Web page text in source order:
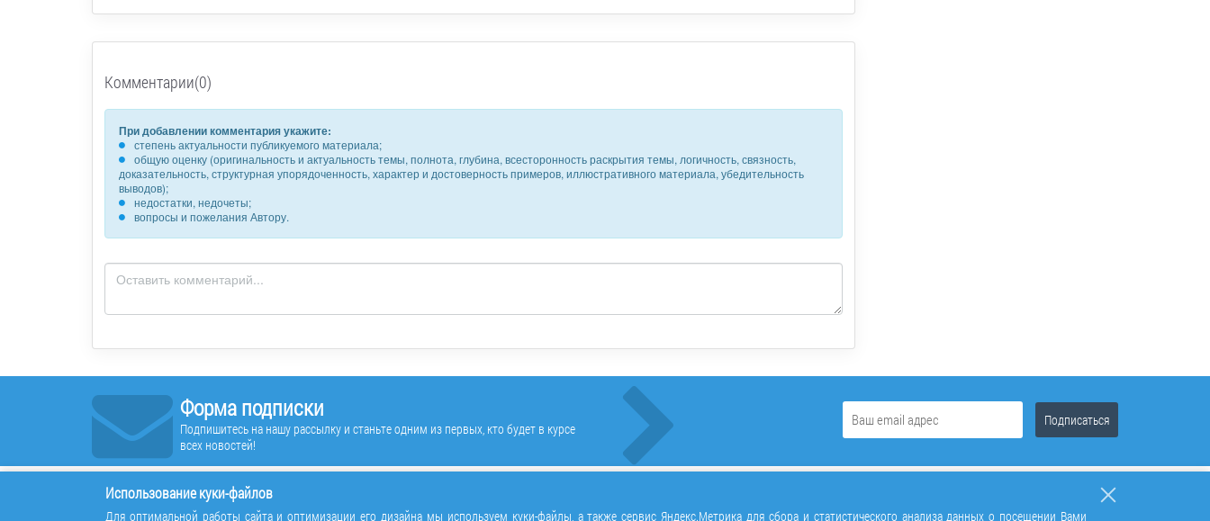
Комментарии(0)
При добавлении комментария укажите:
степень актуальности публикуемого материала;
общую оценку (оригинальность и актуальность темы, полнота, глубина, всесторонность раскрытия темы, логичность, связность,
доказательность, структурная упорядоченность, характер и достоверность примеров, иллюстративного материала, убедительность
выводов);
недостатки, недочеты;
вопросы и пожелания Автору.
Форма подписки
Подпишитесь на нашу рассылку и станьте одним из первых, кто будет в курсе
всех новостей!
Использование куки-файлов
Для оптимальной работы сайта и оптимизации его дизайна мы используем куки-файлы, а также сервис Яндекс.Метрика для сбора и статистического анализа данных о посещении Вами